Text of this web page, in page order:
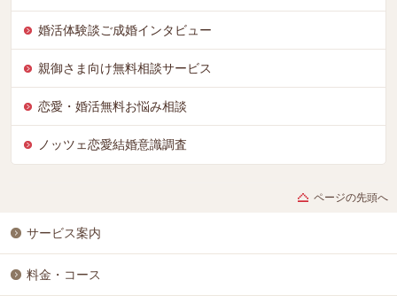
婚活体験談ご成婚インタビュー
親御さま向け無料相談サービス
恋愛・婚活無料お悩み相談
ノッツェ恋愛結婚意識調査
ページの先頭へ
サービス案内
料金・コース